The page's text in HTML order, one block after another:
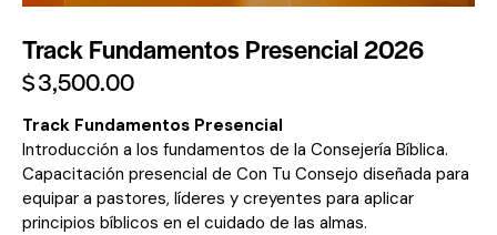
Track Fundamentos Presencial 2026
$3,500.00
Track Fundamentos Presencial
Introducción a los fundamentos de la Consejería Bíblica.
Capacitación presencial de Con Tu Consejo diseñada para
equipar a pastores, líderes y creyentes para aplicar
principios bíblicos en el cuidado de las almas.